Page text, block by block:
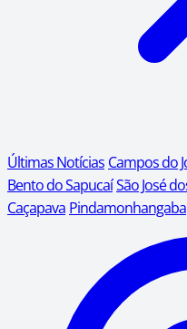
Últimas Notícias Campos do
Bento do SapucaíSão José
Caçapava Pindamonhangaba